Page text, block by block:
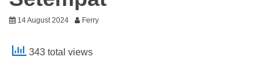
14 August 2024 Ferry
343 total views